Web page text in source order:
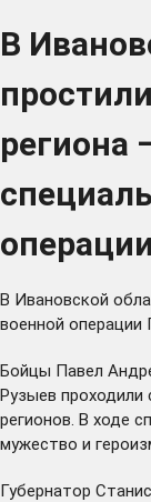
В
региона
операции
В Ивановской
военной
Бойцы Павел
Рузыев проходили
регионов. В ходе
мужество и
Губернатор